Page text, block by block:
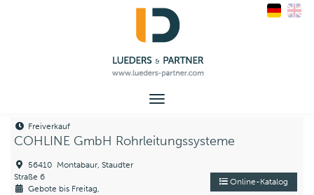
Toggle
Freiverkauf
COHLINE GmbH Rohrleitungssysteme
56410 Montabaur, Staudter
Straße 6
Gebote bis Freitag,
Online-Katalog